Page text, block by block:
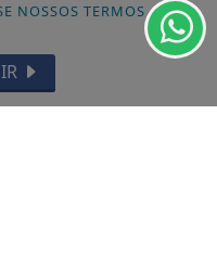
NOSSOS TERMOS